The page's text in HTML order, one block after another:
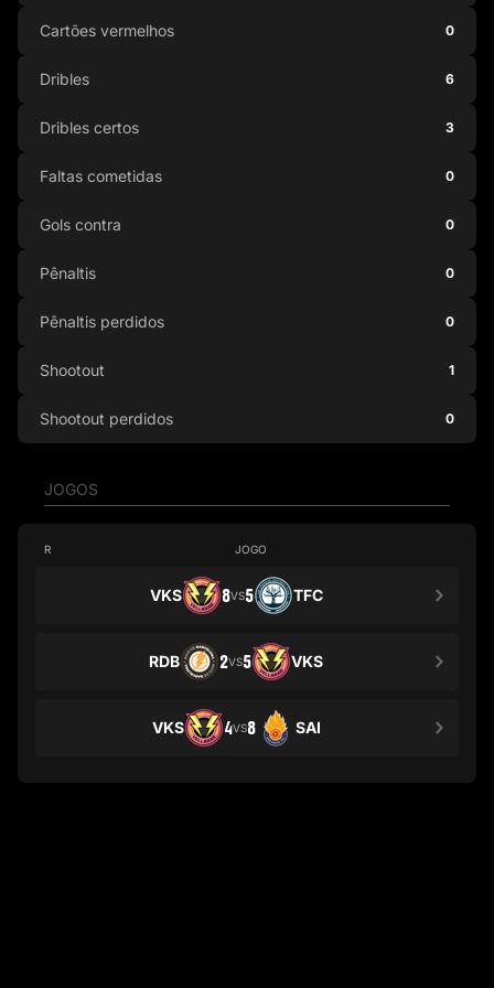
JOGOS
R JOGO
VKS 8VS5 TFC
RDB 2VS5 VKS
VKS 4VS8 SAI
Cartões vermelhos 0
Dribles 6
Dribles certos 3
Faltas cometidas 0
Gols contra 0
Pênaltis 0
Pênaltis perdidos 0
Shootout 1
Shootout perdidos 0